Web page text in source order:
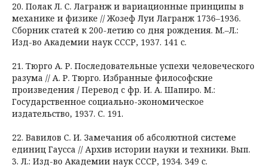
20. Полак Л. С. Лагранж и вариационные принципы в
механике и физике // Жозеф Луи Лагранж 1736–1936.
Сборник статей к 200-летию со дня рождения. М.–Л.:
Изд-во Академии наук СССР, 1937. 141 с.
21. Тюрго А. Р. Последовательные успехи человеческого
разума // А. Р. Тюрго. Избранные философские
произведения / Перевод c фр. И. А. Шапиро. М.:
Государственное социально-экономическое
издательство, 1937. С. 191.
22. Вавилов С. И. Замечания об абсолютной системе
единиц Гаусса // Архив истории науки и техники. Вып.
3. Л.: Изд-во Академии наук СССР, 1934. 349 с.